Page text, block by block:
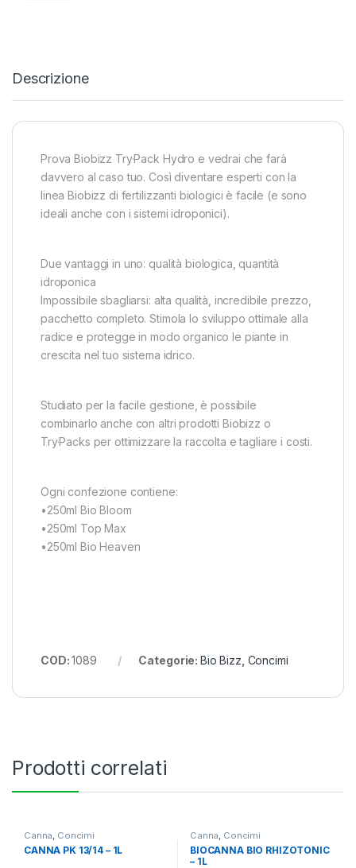
Descrizione
Prova Biobizz Try·Pack Hydro e vedrai che farà
davvero al caso tuo. Così diventare esperti con la
linea Biobizz di fertilizzanti biologici è facile (e sono
ideali anche con i sistemi idroponici).
Due vantaggi in uno: qualità biologica, quantità
idroponica
Impossibile sbagliarsi: alta qualità, incredibile prezzo,
pacchetto completo. Stimola lo sviluppo ottimale alla
radice e protegge in modo organico le piante in
crescita nel tuo sistema idrico.
Studiato per la facile gestione, è possibile
combinarlo anche con altri prodotti Biobizz o
Try·Packs per ottimizzare la raccolta e tagliare i costi.
Ogni confezione contiene:
•250ml Bio Bloom
•250ml Top Max
•250ml Bio Heaven
COD:1089 Categorie: Bio Bizz Concimi
Prodotti correlati
Canna, Concimi
CANNA PK 13/14 – 1L
Canna, Concimi
BIOCANNA BIO RHIZOTONIC
– 1L